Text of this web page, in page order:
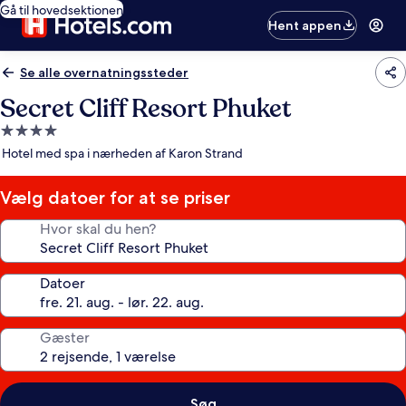
Gå til hovedsektionen
Hent appen
Se alle overnatningssteder
Secret Cliff Resort Phuket
4.0-
stjernet
Hotel med spa i nærheden af Karon Strand
Vælg datoer for at se priser
Hvor skal du hen?
Datoer
Gæster